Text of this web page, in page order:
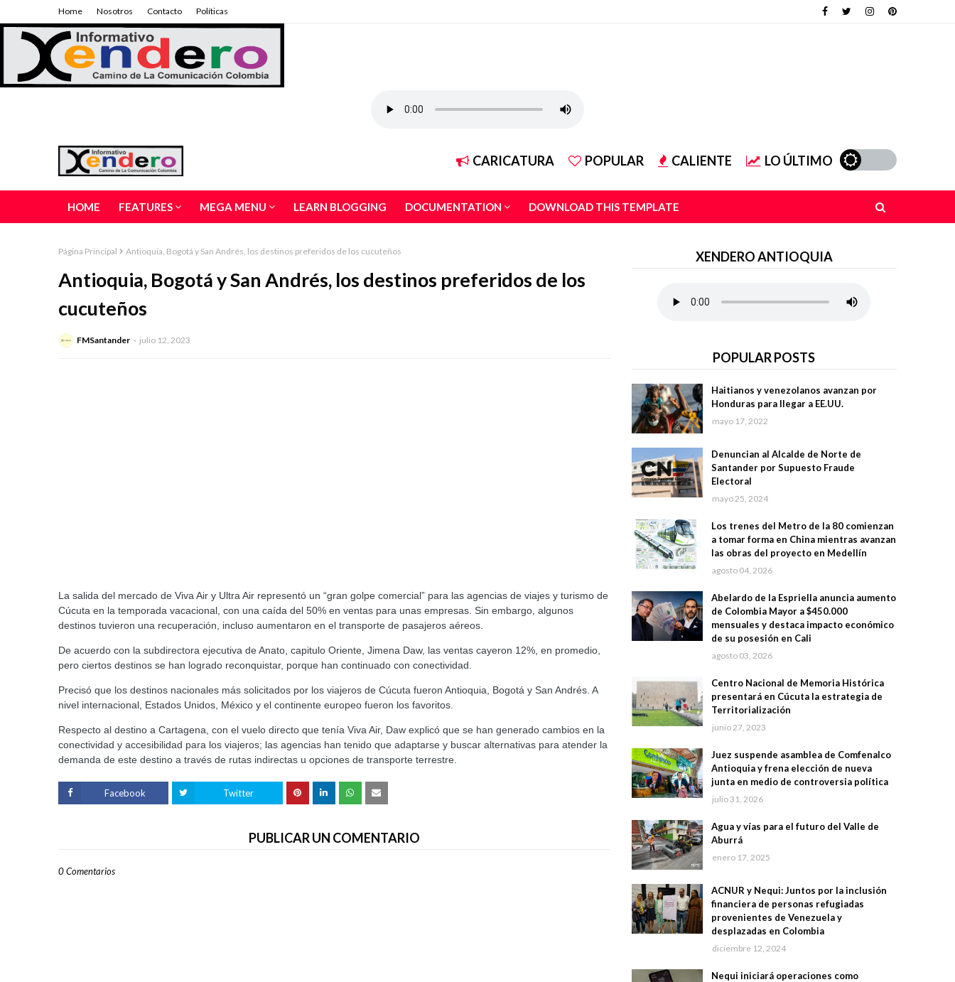
Home Nosotros Contacto Políticas
CARICATURA POPULAR CALIENTE LO ÚLTIMO
HOME FEATURES MEGA MENU LEARN BLOGGING DOCUMENTATION DOWNLOAD THIS TEMPLATE
Página Principal Antioquia, Bogotá y San Andrés, los destinos preferidos de los cucuteños
Antioquia, Bogotá y San Andrés, los destinos preferidos de los
cucuteños
FMSantander julio 12, 2023
La salida del mercado de Viva Air y Ultra Air representó un “gran golpe comercial” para las agencias de viajes y turismo de
Cúcuta en la temporada vacacional, con una caída del 50% en ventas para unas empresas. Sin embargo, algunos
destinos tuvieron una recuperación, incluso aumentaron en el transporte de pasajeros aéreos.
De acuerdo con la subdirectora ejecutiva de Anato, capitulo Oriente, Jimena Daw, las ventas cayeron 12%, en promedio,
pero ciertos destinos se han logrado reconquistar, porque han continuado con conectividad.
Precisó que los destinos nacionales más solicitados por los viajeros de Cúcuta fueron Antioquia, Bogotá y San Andrés. A
nivel internacional, Estados Unidos, México y el continente europeo fueron los favoritos.
Respecto al destino a Cartagena, con el vuelo directo que tenía Viva Air, Daw explicó que se han generado cambios en la
conectividad y accesibilidad para los viajeros; las agencias han tenido que adaptarse y buscar alternativas para atender la
demanda de este destino a través de rutas indirectas u opciones de transporte terrestre.
Facebook Twitter
PUBLICAR UN COMENTARIO
0 Comentarios
XENDERO ANTIOQUIA
POPULAR POSTS
Haitianos y venezolanos avanzan por
Honduras para llegar a EE.UU.
mayo 17, 2022
Denuncian al Alcalde de Norte de
Santander por Supuesto Fraude
Electoral
mayo 25, 2024
Los trenes del Metro de la 80 comienzan
a tomar forma en China mientras avanzan
las obras del proyecto en Medellín
agosto 04, 2026
Abelardo de la Espriella anuncia aumento
de Colombia Mayor a $450.000
mensuales y destaca impacto económico
de su posesión en Cali
agosto 03, 2026
Centro Nacional de Memoria Histórica
presentará en Cúcuta la estrategia de
Territorialización
junio 27, 2023
Juez suspende asamblea de Comfenalco
Antioquia y frena elección de nueva
junta en medio de controversia política
julio 31, 2026
Agua y vías para el futuro del Valle de
Aburrá
enero 17, 2025
ACNUR y Nequi: Juntos por la inclusión
financiera de personas refugiadas
provenientes de Venezuela y
desplazadas en Colombia
diciembre 12, 2024
Nequi iniciará operaciones como